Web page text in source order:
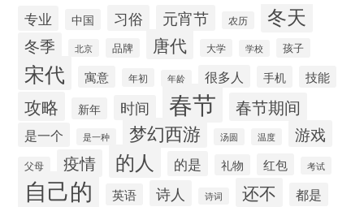
专业 中国 习俗 元宵节 农历 冬天
冬季 北京 品牌 唐代 大学 学校 孩子
宋代 寓意 年初 年龄 很多人 手机 技能
攻略 新年 时间 春节 春节期间
是一个 是一种 梦幻西游 汤圆 温度 游戏
父母 疫情 的人 的是 礼物 红包 考试
自己的 英语 诗人 诗词 还不 都是